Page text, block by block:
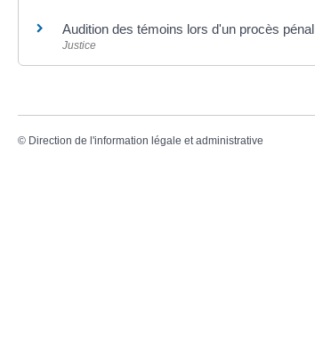
Audition des témoins lors d'un procès pénal
Justice
© Direction de l'information légale et administrative